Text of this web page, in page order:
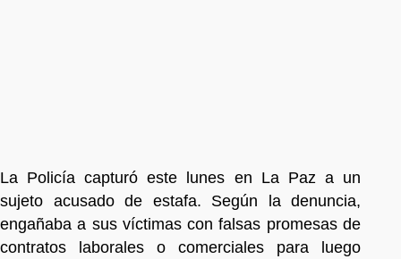
La Policía capturó este lunes en La Paz a un
sujeto acusado de estafa. Según la denuncia,
engañaba a sus víctimas con falsas promesas de
contratos laborales o comerciales para luego